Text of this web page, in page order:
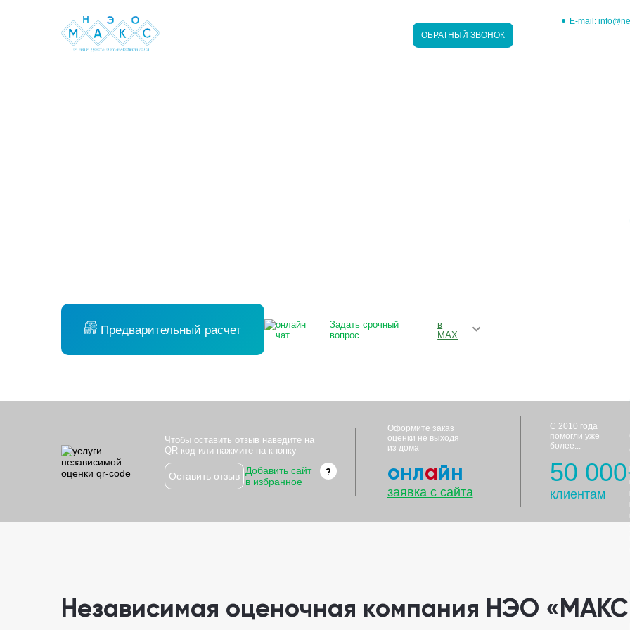
M А К С
Н Э О
ВРЕМЯ ПРЕДОСТАВЛЯТЬ МАКСИМУМ УСЛУГ
ОБРАТНЫЙ ЗВОНОК
E-mail:
Предварительный расчет
Задать срочный
вопрос
в
MAX
Чтобы оставить отзыв наведите на
QR-код или нажмите на кнопку
Оставить отзыв Добавить сайт
в избранное
Оформите заказ
оценки не выходя
из дома
онлайн
заявка с сайта
С 2010 года
помогли уже
более...
50
клиентам
Независимая оценочная компания НЭО